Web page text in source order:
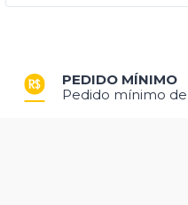
PEDIDO MÍNIMO
Pedido mínimo